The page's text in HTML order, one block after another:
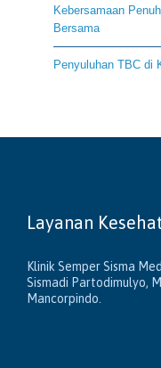
Kebersamaan
Bersama
Penyuluhan TBC di
Layanan
Klinik Semper Sisma
Sismadi Partodimulyo,
Mancorpindo.